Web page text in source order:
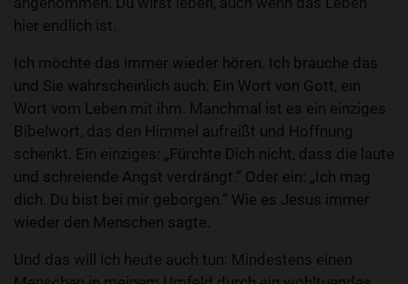
hier endlich ist.
Ich möchte das immer wieder hören. Ich brauche das
und Sie wahrscheinlich auch: Ein Wort von Gott, ein
Wort vom Leben mit ihm. Manchmal ist es ein einziges
Bibelwort, das den Himmel aufreißt und Hoffnung
schenkt. Ein einziges: „Fürchte Dich nicht, dass die laute
und schreiende Angst verdrängt.“ Oder ein: „Ich mag
dich. Du bist bei mir geborgen.“ Wie es Jesus immer
wieder den Menschen sagte.
Und das will ich heute auch tun: Mindestens einen